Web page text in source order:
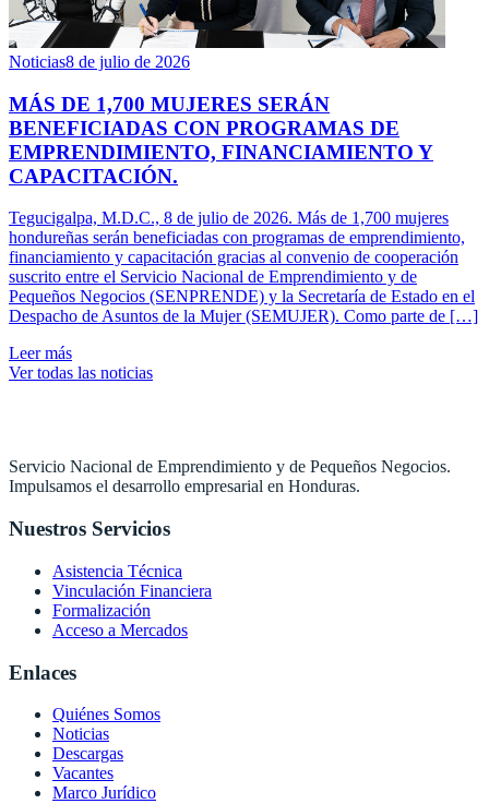
Noticias8 de julio de 2026
MÁS DE 1,700 MUJERES SERÁN
BENEFICIADAS CON PROGRAMAS DE
EMPRENDIMIENTO, FINANCIAMIENTO Y
CAPACITACIÓN.
Tegucigalpa, M.D.C., 8 de julio de 2026. Más de 1,700 mujeres
hondureñas serán beneficiadas con programas de emprendimiento,
financiamiento y capacitación gracias al convenio de cooperación
suscrito entre el Servicio Nacional de Emprendimiento y de
Pequeños Negocios (SENPRENDE) y la Secretaría de Estado en el
Despacho de Asuntos de la Mujer (SEMUJER). Como parte de […]
Leer más
Ver todas las noticias
Servicio Nacional de Emprendimiento y de Pequeños Negocios.
Impulsamos el desarrollo empresarial en Honduras.
Nuestros Servicios
Asistencia Técnica
Vinculación Financiera
Formalización
Acceso a Mercados
Enlaces
Quiénes Somos
Noticias
Descargas
Vacantes
Marco Jurídico